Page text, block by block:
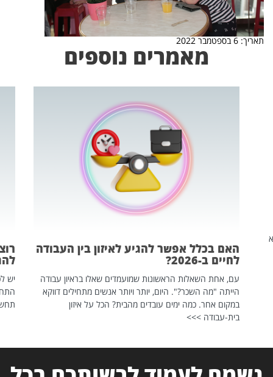
תאריך: 6 בספטמבר 2022
מאמרים נוספים
האם בכלל אפשר להגיע לאיזון בין העבודה
לחיים ב-2026?
עם, אחת השאלות הראשונות שמועמדים שאלו בראיון עבודה
הייתה "מה השכר?". היום, יותר ויותר אנשים מתחילים דווקא
במקום אחר. כמה ימים עובדים מהבית? הכל על איזון
בית-עבודה >>>
יש